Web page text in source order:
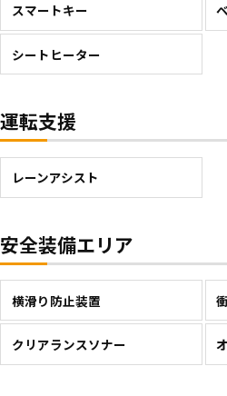
スマートキー
シートヒーター
運転支援
レーンアシスト
安全装備エリア
横滑り防止装置
クリアランスソナー